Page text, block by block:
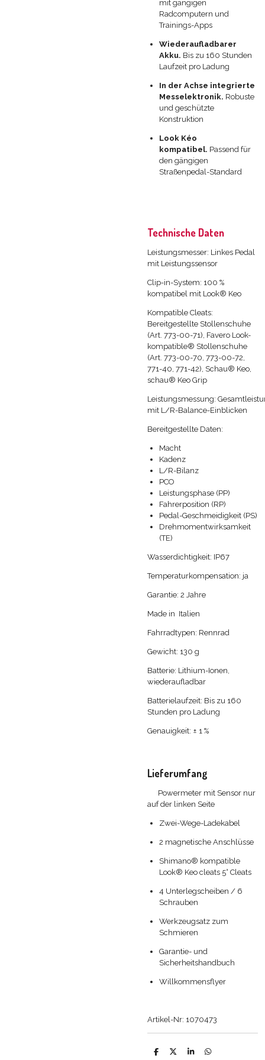
mit gängigen
Radcomputern und
Trainings-Apps
Wiederaufladbarer
Akku. Bis zu 160 Stunden
Laufzeit pro Ladung
In der Achse integrierte
Messelektronik. Robuste
und geschützte
Konstruktion
Look Kéo
kompatibel. Passend für
den gängigen
Straßenpedal-Standard
Technische Daten
Leistungsmesser: Linkes Pedal
mit Leistungssensor
Clip-in-System: 100 %
kompatibel mit Look® Keo
Kompatible Cleats:
Bereitgestellte Stollenschuhe
(Art. 773-00-71), Favero Look-
kompatible® Stollenschuhe
(Art. 773-00-70, 773-00-72,
771-40, 771-42), Schau® Keo,
schau® Keo Grip
Leistungsmessung:
mit L/R-Balance-Einblicken
Bereitgestellte Daten:
Macht
Kadenz
L/R-Bilanz
PCO
Leistungsphase (PP)
Fahrerposition (RP)
Pedal-Geschmeidigkeit (PS)
Drehmomentwirksamkeit
(TE)
Wasserdichtigkeit: IP67
Temperaturkompensation: ja
Garantie: 2 Jahre
Made in Italien
Fahrradtypen: Rennrad
Gewicht: 130 g
Batterie: Lithium-Ionen,
wiederaufladbar
Batterielaufzeit: Bis zu 160
Stunden pro Ladung
Genauigkeit: ± 1 %
Lieferumfang
Powermeter mit Sensor nur
auf der linken Seite
Zwei-Wege-Ladekabel
2 magnetische Anschlüsse
Shimano® kompatible
Look® Keo cleats 5° Cleats
4 Unterlegscheiben / 6
Schrauben
Werkzeugsatz zum
Schmieren
Garantie- und
Sicherheitshandbuch
Willkommensflyer
Artikel-Nr: 1070473
T
T
T
T